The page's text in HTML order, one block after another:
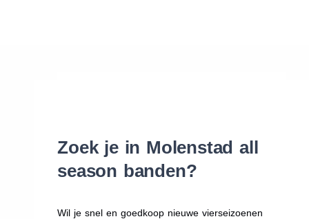
Zoek je in Molenstad all
season banden?
Wil je snel en goedkoop nieuwe vierseizoenen